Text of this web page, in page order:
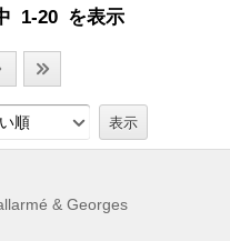
1-20 を表示
順
& Georges